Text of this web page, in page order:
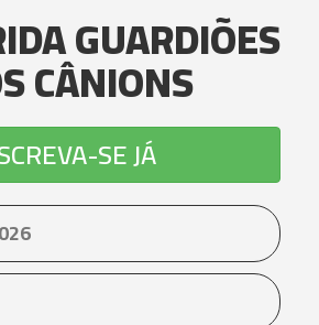
GUARDIÕES
CÂNIONS
SE JÁ